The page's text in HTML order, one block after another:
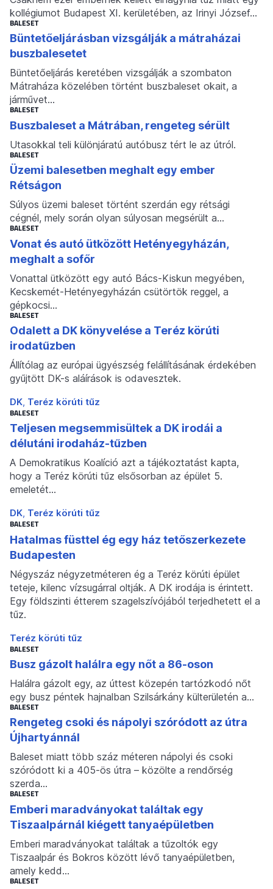
kollégiumot Budapest XI. kerületében, az Irinyi József…
BALESET
Büntetőeljárásban vizsgálják a mátraházai
buszbalesetet
Büntetőeljárás keretében vizsgálják a szombaton
Mátraháza közelében történt buszbaleset okait, a
járművet…
BALESET
Buszbaleset a Mátrában, rengeteg sérült
Utasokkal teli különjáratú autóbusz tért le az útról.
BALESET
Üzemi balesetben meghalt egy ember
Rétságon
Súlyos üzemi baleset történt szerdán egy rétsági
cégnél, mely során olyan súlyosan megsérült a…
BALESET
Vonat és autó ütközött Hetényegyházán,
meghalt a sofőr
Vonattal ütközött egy autó Bács-Kiskun megyében,
Kecskemét-Hetényegyházán csütörtök reggel, a
gépkocsi…
BALESET
Odalett a DK könyvelése a Teréz körúti
irodatűzben
Állítólag az európai ügyészség felállításának érdekében
gyűjtött DK-s aláírások is odavesztek.
DK Teréz körúti tűz
BALESET
Teljesen megsemmisültek a DK irodái a
délutáni irodaház-tűzben
A Demokratikus Koalíció azt a tájékoztatást kapta,
hogy a Teréz körúti tűz elsősorban az épület 5.
emeletét…
DK Teréz körúti tűz
BALESET
Hatalmas füsttel ég egy ház tetőszerkezete
Budapesten
Négyszáz négyzetméteren ég a Teréz körúti épület
teteje, kilenc vízsugárral oltják. A DK irodája is érintett.
Egy földszinti étterem szagelszívójából terjedhetett el a
tűz.
Teréz körúti tűz
BALESET
Busz gázolt halálra egy nőt a 86-oson
Halálra gázolt egy, az úttest közepén tartózkodó nőt
egy busz péntek hajnalban Szilsárkány külterületén a…
BALESET
Rengeteg csoki és nápolyi szóródott az útra
Újhartyánnál
Baleset miatt több száz méteren nápolyi és csoki
szóródott ki a 405-ös útra – közölte a rendőrség
szerda…
BALESET
Emberi maradványokat találtak egy
Tiszaalpárnál kiégett tanyaépületben
Emberi maradványokat találtak a tűzoltók egy
Tiszaalpár és Bokros között lévő tanyaépületben,
amely kedd…
BALESET